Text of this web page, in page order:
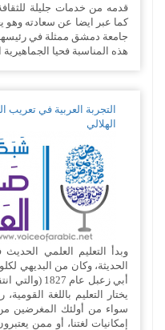
قدمه من خدمات جليلة للثقافة
كما عبر ايضا عن سعادته
جامعة دمشق ممثلة في
هذه المناسبة فحيا الجماهيرية
التجربة العربية في
الهلالي
وبدأ التعليم العلمي
الحديثة، وكان من
يختار التعليم باللغة
سواء من أولئك المغرضين
إمكانيات لغتنا، أو ممن